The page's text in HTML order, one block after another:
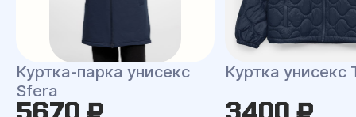
Куртка-парка унисекс
Sfera
5670 ₽
Куртка унисекс
3400 ₽